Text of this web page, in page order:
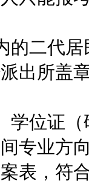
二代居
出所盖
位证（
专业方
表，符